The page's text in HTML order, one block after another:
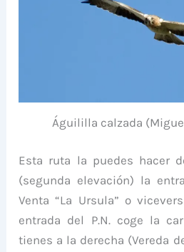
Águililla calzada
Esta ruta la puedes hacer
(segunda elevación) la
Venta “La Ursula” o
entrada del P.N. coge la
tienes a la derecha (Vereda